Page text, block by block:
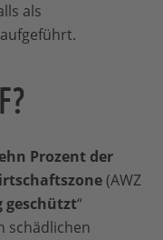
als
Prozent der
(AWZ
geschützt“
schädlichen